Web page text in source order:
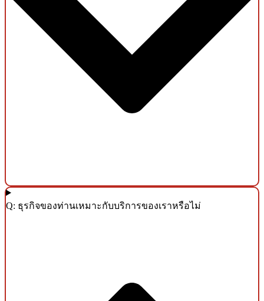
Q: ธุรกิจของท่านเหมาะกับบริการของเราหรือไม่